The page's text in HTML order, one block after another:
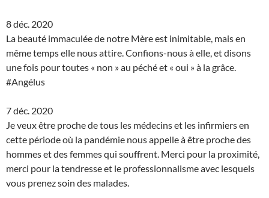
8 déc. 2020
La beauté immaculée de notre Mère est inimitable, mais en
même temps elle nous attire. Confions-nous à elle, et disons
une fois pour toutes « non » au péché et « oui » à la grâce.
#Angélus
7 déc. 2020
Je veux être proche de tous les médecins et les infirmiers en
cette période où la pandémie nous appelle à être proche des
hommes et des femmes qui souffrent. Merci pour la proximité,
merci pour la tendresse et le professionnalisme avec lesquels
vous prenez soin des malades.